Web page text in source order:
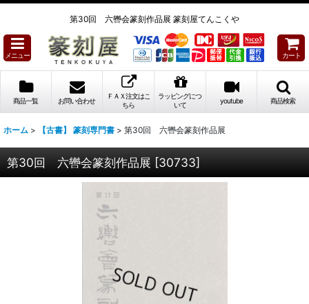
第30回 六轡会篆刻作品展 篆刻屋てんこくや
メニュー カート
商品一覧 お問い合わせ
ＦＡＸ注文はこ
ちら
ラッピングにつ
いて
youtube 商品検索
ホーム > 【古書】 篆刻専門書 > 第30回 六轡会篆刻作品展
第30回 六轡会篆刻作品展 [30733]